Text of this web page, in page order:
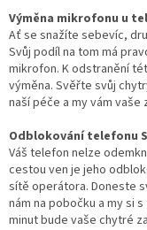
Výměna mikrofonu u
Ať se snažíte sebevíc,
Svůj podíl na tom má
mikrofon. K odstranění
výměna. Svěřte svůj
naší péče a my vám
Odblokování telefonu
Váš telefon nelze
cestou ven je jeho
sítě operátora. Doneste
nám na pobočku a my si
minut bude vaše chytré